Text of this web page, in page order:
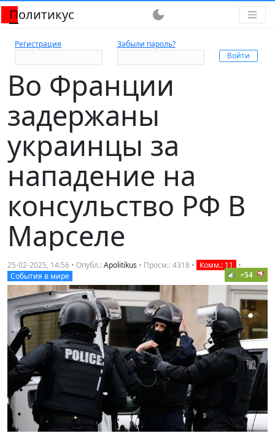
Политикус dark_mode
Регистрация Забыли пароль?
Во Франции
задержаны
украинцы за
нападение на
консульство РФ В
Марселе
25-02-2025, 14:56 • Опубл.:Apolitikus • Просм.: 4318 • Комм.: 11
•
События в мире
+54